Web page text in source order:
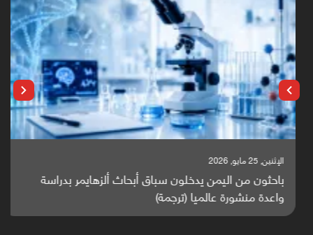
الإثنين, 25 مايو, 2026
باحثون من اليمن يدخلون سباق أبحاث ألزهايمر بدراسة
واعدة منشورة عالميا (ترجمة)